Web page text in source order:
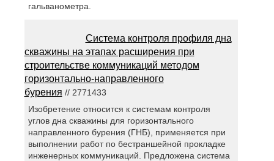
гальванометра.
Система контроля профиля дна
скважины на этапах расширения при
строительстве коммуникаций методом
горизонтально-направленного
бурения // 2771433
Изобретение относится к системам контроля
углов дна скважины для горизонтального
направленного бурения (ГНБ), применяется при
выполнении работ по бестраншейной прокладке
инженерных коммуникаций. Предложена система